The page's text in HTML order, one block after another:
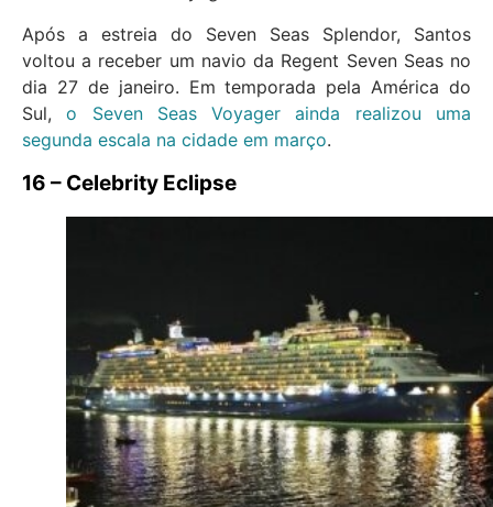
Após a estreia do Seven Seas Splendor, Santos
voltou a receber um navio da Regent Seven Seas no
dia 27 de janeiro. Em temporada pela América do
Sul,o Seven Seas Voyager ainda realizou uma
segunda escala na cidade em março.
16 – Celebrity Eclipse